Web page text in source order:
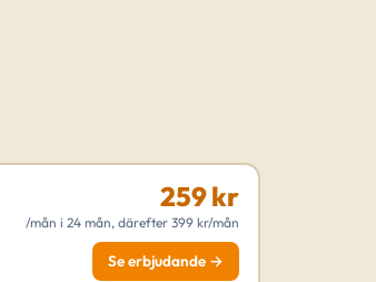
259 kr
/mån i 24 mån, därefter 399 kr/mån
Se erbjudande →